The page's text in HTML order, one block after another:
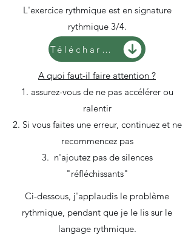
Télécharger
L'exercice rythmique est en signature
rythmique 3/4.
A quoi faut-il faire attention ?
assurez-vous de ne pas accélérer ou
ralentir
Si vous faites une erreur, continuez et ne
recommencez pas
n'ajoutez pas de silences
"réfléchissants"
Ci-dessous, j'applaudis le problème
rythmique, pendant que je le lis sur le
langage rythmique.